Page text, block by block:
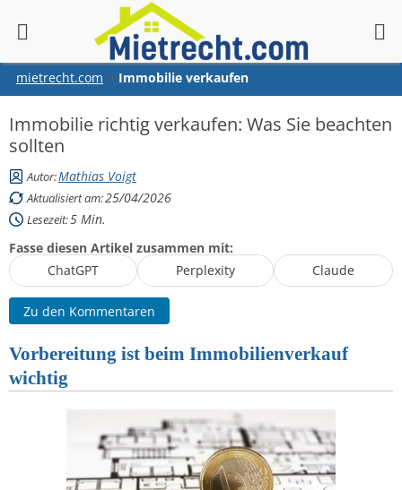
mietrecht.com Immobilie verkaufen
Immobilie richtig verkaufen: Was Sie beachten
sollten
Autor:Mathias Voigt
Aktualisiert am:25/04/2026
Lesezeit:5 Min.
Fasse diesen Artikel zusammen mit:
ChatGPT
Perplexity Claude
Zu den Kommentaren
Vorbereitung ist beim Immobilienverkauf
wichtig